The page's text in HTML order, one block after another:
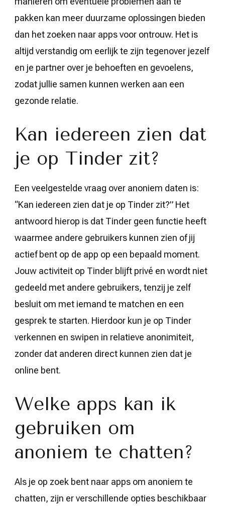
pakken kan meer duurzame oplossingen bieden
dan het zoeken naar apps voor ontrouw. Het is
altijd verstandig om eerlijk te zijn tegenover jezelf
en je partner over je behoeften en gevoelens,
zodat jullie samen kunnen werken aan een
gezonde relatie.
Kan iedereen zien dat
je op Tinder zit?
Een veelgestelde vraag over anoniem daten is:
“Kan iedereen zien dat je op Tinder zit?” Het
antwoord hierop is dat Tinder geen functie heeft
waarmee andere gebruikers kunnen zien of jij
actief bent op de app op een bepaald moment.
Jouw activiteit op Tinder blijft privé en wordt niet
gedeeld met andere gebruikers, tenzij je zelf
besluit om met iemand te matchen en een
gesprek te starten. Hierdoor kun je op Tinder
verkennen en swipen in relatieve anonimiteit,
zonder dat anderen direct kunnen zien dat je
online bent.
Welke apps kan ik
gebruiken om
anoniem te chatten?
Als je op zoek bent naar apps om anoniem te
chatten, zijn er verschillende opties beschikbaar